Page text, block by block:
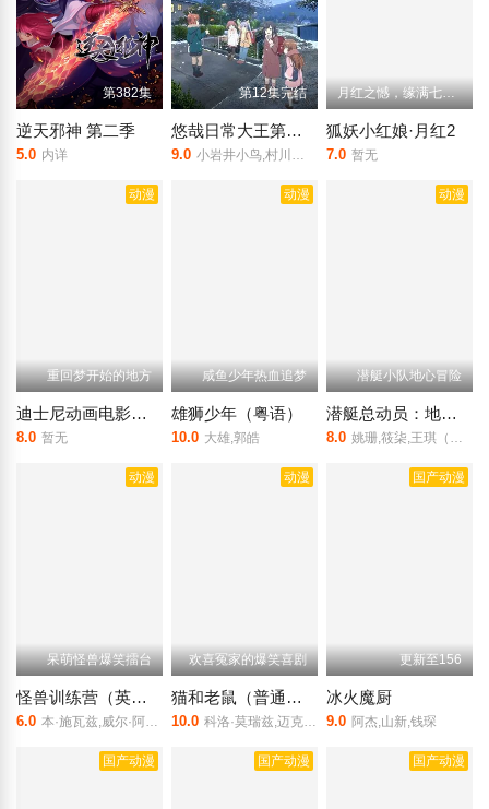
第382集
逆天邪神 第二季
5.0 内详
第12集完结
悠哉日常大王第三季
9.0 小岩井小鸟,村川梨衣,佐仓绫音
月红之憾，缘满七夕！
狐妖小红娘·月红2
7.0 暂无
动漫
重回梦开始的地方
迪士尼动画电影嘉年华
8.0 暂无
动漫
咸鱼少年热血追梦
雄狮少年（粤语）
10.0 大雄,郭皓
动漫
潜艇小队地心冒险
潜艇总动员：地心游记
8.0 姚珊,筱柒,王琪（配音）,闷狐鹿
动漫
呆萌怪兽爆笑擂台
怪兽训练营（英语）
6.0 本·施瓦兹,威尔·阿奈特,杰拉尔丁·维斯瓦纳坦
动漫
欢喜冤家的爆笑喜剧
猫和老鼠（普通话）
10.0 科洛·莫瑞兹,迈克尔·佩纳,郑肯,Rob,Delaney,Christina,Chong,布赖恩·斯特帕尼克
国产动漫
更新至156
冰火魔厨
9.0 阿杰,山新,钱琛
国产动漫 国产动漫 国产动漫